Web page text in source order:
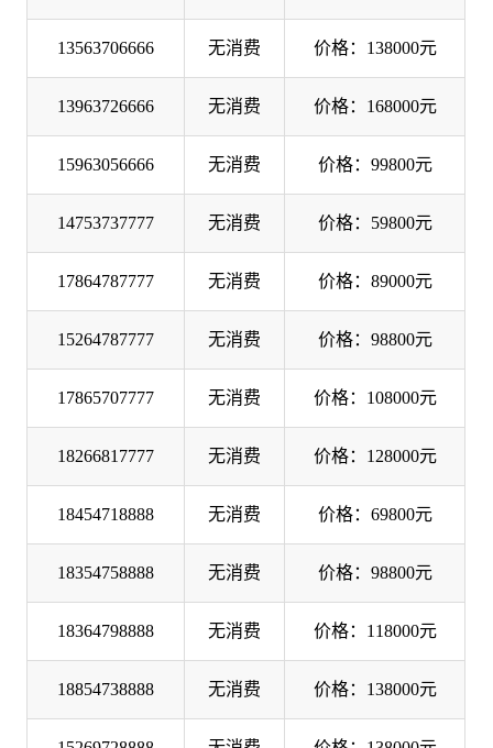
13563706666 无消费 价格：138000元
13963726666 无消费 价格：168000元
15963056666 无消费 价格：99800元
14753737777 无消费 价格：59800元
17864787777 无消费 价格：89000元
15264787777 无消费 价格：98800元
17865707777 无消费 价格：108000元
18266817777 无消费 价格：128000元
18454718888 无消费 价格：69800元
18354758888 无消费 价格：98800元
18364798888 无消费 价格：118000元
18854738888 无消费 价格：138000元